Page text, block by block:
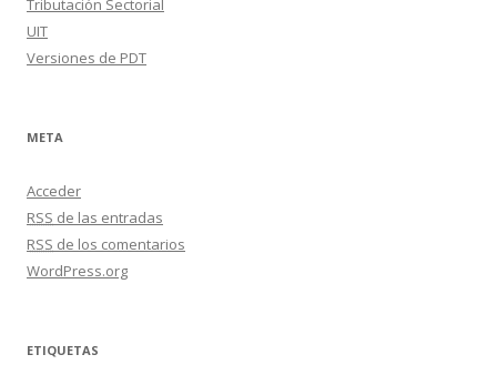
Tributación Sectorial
UIT
Versiones de PDT
META
Acceder
RSS de las entradas
RSS de los comentarios
WordPress.org
ETIQUETAS